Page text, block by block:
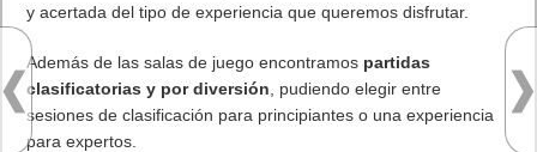
y acertada del tipo de experiencia que queremos disfrutar.
Además de las salas de juego encontramos partidas
clasificatorias y por diversión , pudiendo elegir entre
sesiones de clasificación para principiantes o una experiencia
para expertos.